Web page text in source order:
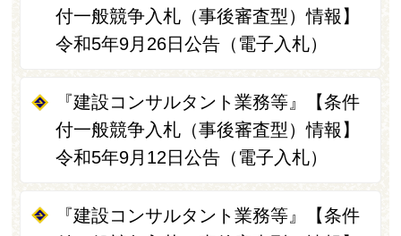
付一般競争入札（事後審査型）情報】
令和5年9月26日公告（電子入札）
『建設コンサルタント業務等』【条件
付一般競争入札（事後審査型）情報】
令和5年9月12日公告（電子入札）
『建設コンサルタント業務等』【条件